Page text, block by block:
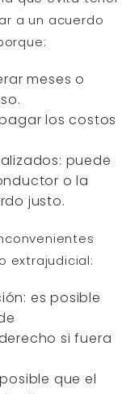
a un acuerdo
meses o
los costos
puede
o la
justo.
extrajudicial:
es posible
si fuera
que el